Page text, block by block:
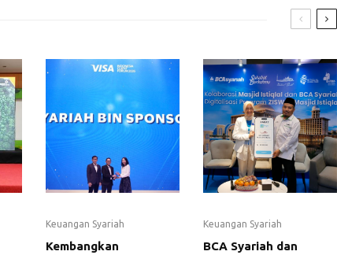
Keuangan Syariah
Kembangkan
Keuangan Syariah
BCA Syariah dan